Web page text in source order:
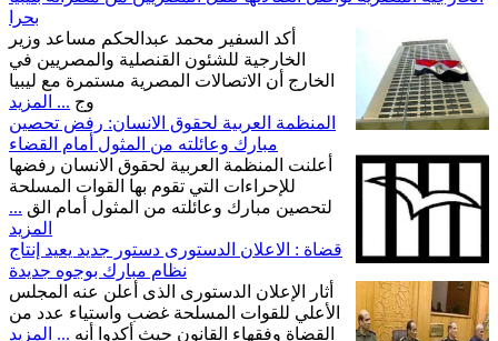
بحرا
أكد السفير محمد عبدالحكم مساعد وزير
الخارجية للشئون القنصلية والمصريين في
الخارج أن الاتصالات المصرية مستمرة مع ليبيا
وج ... المزيد
المنظمة العربية لحقوق الانسان: رفض تحصين
مبارك وعائلته من المثول أمام القضاء
أعلنت المنظمة العربية لحقوق الانسان رفضها
للإحراءات التي تقوم بها القوات المسلحة
لتحصين مبارك وعائلته من المثول أمام الق ...
المزيد
قضاة : الاعلان الدستورى دستور جديد يعيد إنتاج
نظام مبارك بوجوه جديدة
أثار الإعلان الدستورى الذى أعلن عنه المجلس
الأعلي للقوات المسلحة غضب واستياء عدد من
القضاة وفقهاء القانون حيث أكدوا أنه ... المزيد